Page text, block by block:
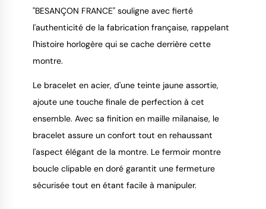
"BESANÇON FRANCE" souligne avec fierté
l'authenticité de la fabrication française, rappelant
l'histoire horlogère qui se cache derrière cette
montre.
Le bracelet en acier, d'une teinte jaune assortie,
ajoute une touche finale de perfection à cet
ensemble. Avec sa finition en maille milanaise, le
bracelet assure un confort tout en rehaussant
l'aspect élégant de la montre. Le fermoir montre
boucle clipable en doré garantit une fermeture
sécurisée tout en étant facile à manipuler.